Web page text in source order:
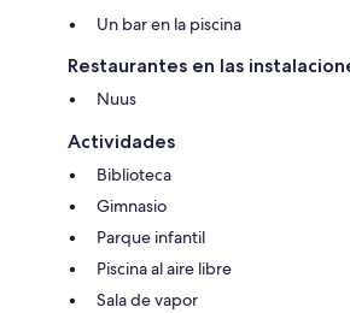
Un bar en la piscina
Restaurantes en las
Nuus
Actividades
Biblioteca
Gimnasio
Parque infantil
Piscina al aire libre
Sala de vapor